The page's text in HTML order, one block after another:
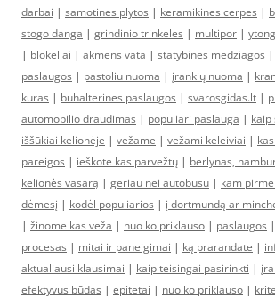
darbai | samotines plytos | keramikines cerpes |
stogo danga | grindinio trinkeles | multipor | ytong
| blokeliai | akmens vata | statybines medziagos |
paslaugos | pastoliu nuoma | įrankių nuoma |
kuras | buhalterines paslaugos | svarosgidas.lt |
automobilio draudimas | populiari paslauga |
iššūkiai kelionėje | vežame | vežami keleiviai |
pareigos | ieškote kas parvežtų | berlynas,
kelionės vasarą | geriau nei autobusu | kam
dėmesį | kodėl populiarios | į dortmundą ar
| žinome kas veža | nuo ko priklauso | paslaugos |
procesas | mitai ir paneigimai | ką prarandate |
aktualiausi klausimai | kaip teisingai pasirinkti |
efektyvus būdas | epitetai | nuo ko priklauso |